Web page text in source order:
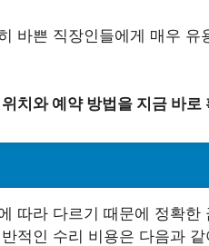
바쁜 직장인들에게 매우
치와 예약 방법을 지금 바로
따라 다르기 때문에 정확
적인 수리 비용은 다음과 같